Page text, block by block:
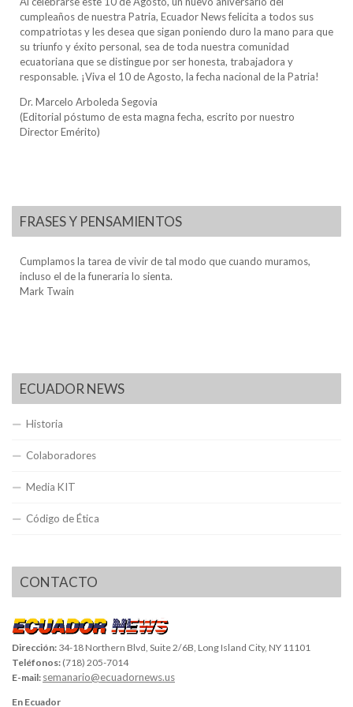
cumpleaños de nuestra Patria, Ecuador News felicita a todos sus
compatriotas y les desea que sigan poniendo duro la mano para que
su triunfo y éxito personal, sea de toda nuestra comunidad
ecuatoriana que se distingue por ser honesta, trabajadora y
responsable. ¡Viva el 10 de Agosto, la fecha nacional de la Patria!
Dr. Marcelo Arboleda Segovia
(Editorial póstumo de esta magna fecha, escrito por nuestro
Director Emérito)
FRASES Y PENSAMIENTOS
Cumplamos la tarea de vivir de tal modo que cuando muramos,
incluso el de la funeraria lo sienta.
Mark Twain
ECUADOR NEWS
Historia
Colaboradores
Media KIT
Código de Ética
CONTACTO
Dirección: 34-18 Northern Blvd, Suite 2/6B, Long Island City, NY 11101
Teléfonos: (718) 205-7014
E-mail: semanario@ecuadornews.us
En Ecuador